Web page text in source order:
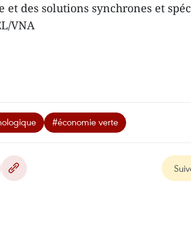
et des solutions synchrones et
VNA
#économie verte